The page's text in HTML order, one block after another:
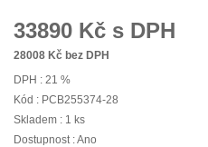
33890 Kč s DPH
28008 Kč bez DPH
DPH : 21 %
Kód : PCB255374-28
Skladem : 1 ks
Dostupnost : Ano